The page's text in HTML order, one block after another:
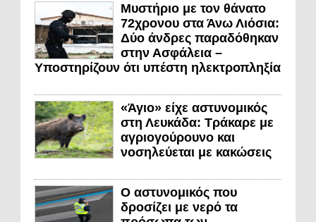
Μυστήριο με τον θάνατο
72χρονου στα Άνω Λιόσια:
Δύο άνδρες παραδόθηκαν
στην Ασφάλεια –
Υποστηρίζουν ότι υπέστη ηλεκτροπληξία
«Άγιο» είχε αστυνομικός
στη Λευκάδα: Τράκαρε με
αγριογούρουνο και
νοσηλεύεται με κακώσεις
Ο αστυνομικός που
δροσίζει με νερό τα